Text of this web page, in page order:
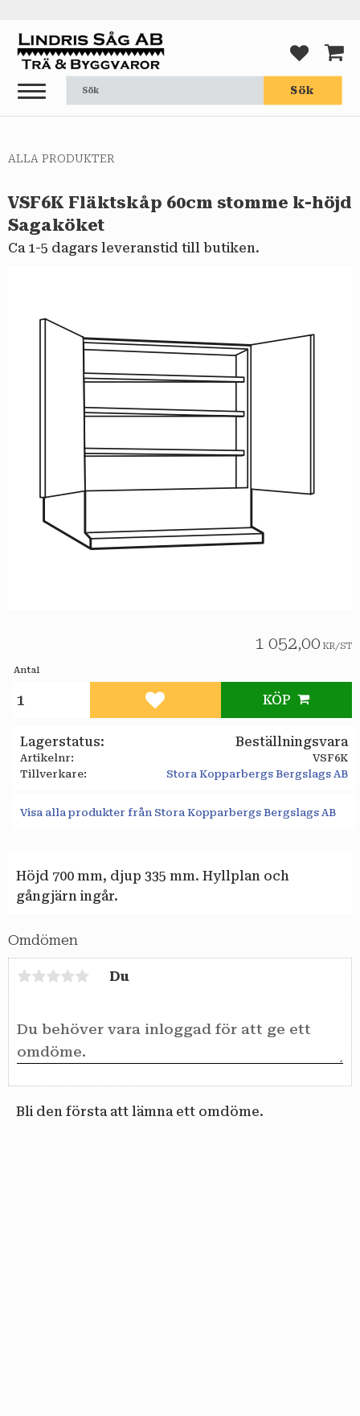
Meny
Sök
ALLA PRODUKTER
VSF6K Fläktskåp 60cm stomme k-höjd
Sagaköket
Ca 1-5 dagars leveranstid till butiken.
1 052,00 KR/ST
Antal
KÖP
Lägg till i favoriter
Lagerstatus Beställningsvara
Artikelnr
VSF6K
Tillverkare
Stora Kopparbergs Bergslags AB
Visa alla produkter från Stora Kopparbergs Bergslags AB
Höjd 700 mm, djup 335 mm. Hyllplan och
gångjärn ingår.
Omdömen
Du
Bli den första att lämna ett omdöme.